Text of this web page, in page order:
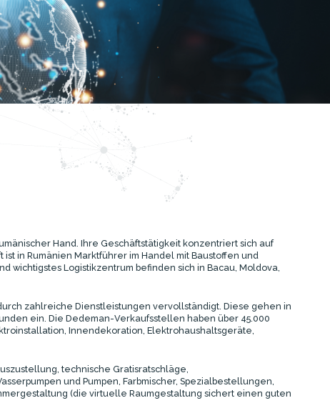
Hand. Ihre Geschäftstätigkeit konzentriert sich auf
in Rumänien Marktführer im Handel mit Baustoffen und
wichtigstes Logistikzentrum befinden sich in Bacau, Moldova,
zahlreiche Dienstleistungen vervollständigt. Diese gehen in
ein. Die Dedeman-Verkaufsstellen haben über 45.000
Innendekoration, Elektrohaushaltsgeräte,
technische Gratisratschläge,
und Pumpen, Farbmischer, Spezialbestellungen,
(die virtuelle Raumgestaltung sichert einen guten